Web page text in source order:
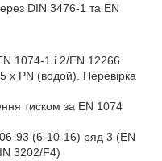
DIN 3476-1 та EN
1074-1 і 2/EN 12266
x PN (водой). Перевірка
тиском за EN 1074
93 (6-10-16) ряд 3 (EN
3202/F4)